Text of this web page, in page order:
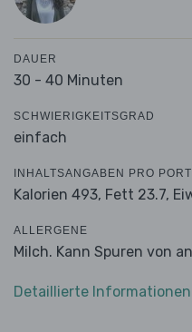
DAUER
30 - 40 Minuten
SCHWIERIGKEITSGRAD
einfach
INHALTSANGABEN PRO
Kalorien 493, Fett 23.7,
ALLERGENE
Milch. Kann Spuren von
Detaillierte